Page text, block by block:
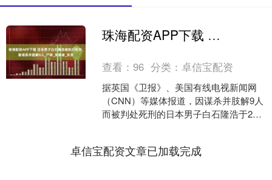
珠海配资APP下载 日本男子白石隆浩被执行死刑，曾谋杀并肢解9人_尸体_受害者_东京
查看：96 分类：卓信宝配资
据英国《卫报》、美国有线电视新闻网
（CNN）等媒体报道，因谋杀并肢解9人
而被判处死刑的日本男子白石隆浩于27
卓信宝配资文章已加载完成